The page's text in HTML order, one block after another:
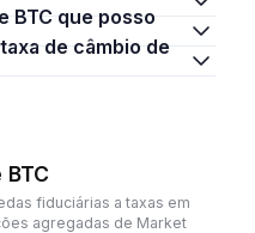
fiduciárias a taxas em
agregadas de Market